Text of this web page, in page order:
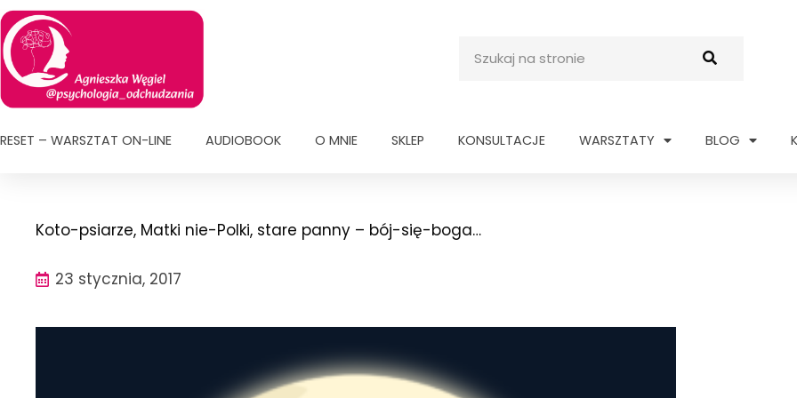
Przejdź
do
treści
RESET – WARSZTAT ON-LINE AUDIOBOOK O MNIE SKLEP KONSULTACJE WARSZTATY BLOG
Koto-psiarze, Matki nie-Polki, stare panny – bój-się-boga…
23 stycznia, 2017